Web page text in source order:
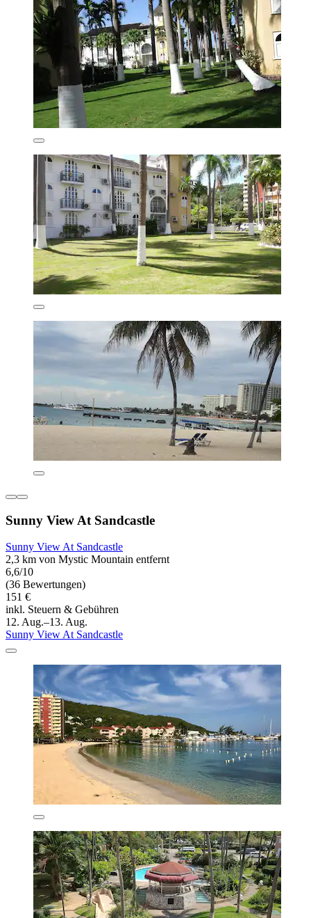
Sunny View At Sandcastle
Sunny View At Sandcastle
2,3 km von Mystic Mountain entfernt
6,6/10
(36 Bewertungen)
151 €
inkl. Steuern & Gebühren
12. Aug.–13. Aug.
Sunny View At Sandcastle